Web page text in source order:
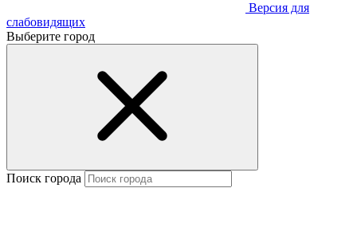
Версия для
слабовидящих
Выберите город
Поиск города